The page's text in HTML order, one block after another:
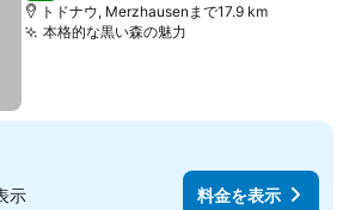
トドナウ, Merzhausenまで17.9 km
本格的な黒い森の魅力
示 料金を表示